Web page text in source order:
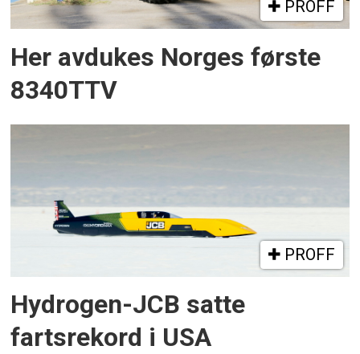
PROFF
Her avdukes Norges første
8340TTV
PROFF
Hydrogen-JCB satte
fartsrekord i USA